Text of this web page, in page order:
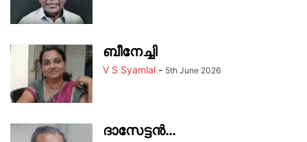
ബീനേച്ചി
V S Syamlal - 5th June 2026
ദാസേട്ടൻ…